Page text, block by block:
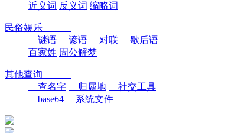
近义词 反义词 缩略词
民俗娱乐
谜语
谚语 对联
歇后语
百家姓 周公解梦
其他查询
查名字
归属地
社交工具
base64
系统文件